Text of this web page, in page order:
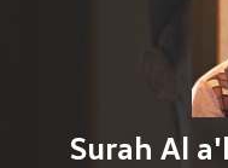
Surah Al